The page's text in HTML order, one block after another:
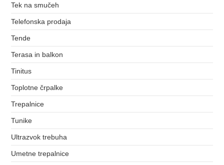
Tek na smučeh
Telefonska prodaja
Tende
Terasa in balkon
Tinitus
Toplotne črpalke
Trepalnice
Tunike
Ultrazvok trebuha
Umetne trepalnice